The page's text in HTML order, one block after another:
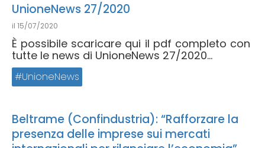
UnioneNews 27/2020
il 15/07/2020
È possibile scaricare qui il pdf completo con
tutte le news di UnioneNews 27/2020...
UnioneNews
Beltrame (Confindustria): “Rafforzare la
presenza delle imprese sui mercati